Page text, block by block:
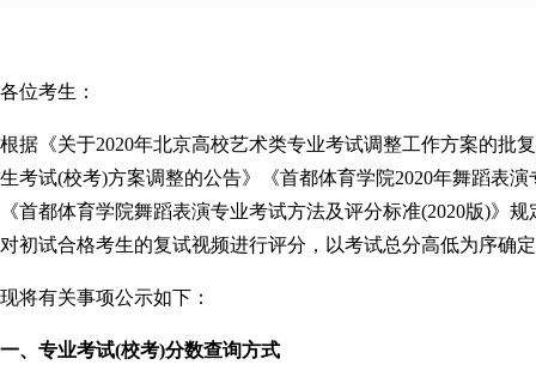
各位考生：
根据《关于2020年北京高校艺术类专业考试调整工作方案的批
生考试(校考)方案调整的公告》《首都体育学院2020年舞蹈表
《首都体育学院舞蹈表演专业考试方法及评分标准(2020版)》
对初试合格考生的复试视频进行评分，以考试总分高低为序确
现将有关事项公示如下：
一、专业考试(校考)分数查询方式